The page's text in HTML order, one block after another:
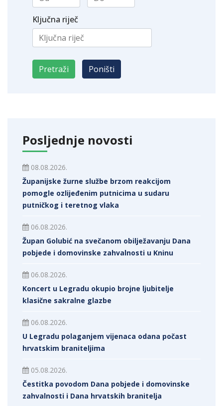
Ključna riječ
Posljednje novosti
08.08.2026.
Županijske žurne službe brzom reakcijom
pomogle ozlijeđenim putnicima u sudaru
putničkog i teretnog vlaka
06.08.2026.
Župan Golubić na svečanom obilježavanju Dana
pobjede i domovinske zahvalnosti u Kninu
06.08.2026.
Koncert u Legradu okupio brojne ljubitelje
klasične sakralne glazbe
06.08.2026.
U Legradu polaganjem vijenaca odana počast
hrvatskim braniteljima
05.08.2026.
Čestitka povodom Dana pobjede i domovinske
zahvalnosti i Dana hrvatskih branitelja